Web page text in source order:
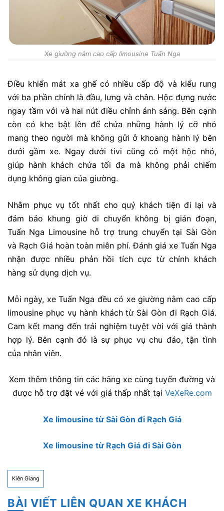
Xe giường nằm cao cấp limousine Tuấn Nga
Điều khiển mát xa ghế có nhiều cấp độ và kiểu rung
với ba phần chính là đầu, lưng và chân. Hộc đựng nước
ngay tầm với và hai nút điều chỉnh ánh sáng. Bên cạnh
còn có khe bật lên để chứa những hành lý cỡ nhỏ
mang theo người mà không gửi ở khoang hành lý bên
dưới gầm xe. Ngay dưới tivi cũng có một hộc nhỏ,
giúp hành khách chứa tối đa mà không phải chiếm
dụng không gian của giường.
Nhằm phục vụ tốt nhất cho quý khách tiện đi lại và
đảm bảo khung giờ di chuyển không bị gián đoạn,
Tuấn Nga Limousine hỗ trợ trung chuyển tại Sài Gòn
và Rạch Giá hoàn toàn miễn phí. Đánh giá xe Tuấn Nga
nhận được nhiều phản hồi tích cực từ chính khách
hàng sử dụng dịch vụ.
Mỗi ngày, xe Tuấn Nga đều có xe giường nằm cao cấp
limousine phục vụ hành khách từ Sài Gòn đi Rạch Giá.
Cam kết mang đến trải nghiệm tuyệt vời với giá thành
hợp lý. Bên cạnh đó là sự phục vụ chu đáo, tận tình
của nhân viên.
Xem thêm thông tin các hãng xe cùng tuyến đường và
được hỗ trợ đặt vé với giá thấp nhất tại VeXeRe.com
Xe limousine từ Sài Gòn đi Rạch Giá
Xe limousine từ Rạch Giá đi Sài Gòn
Kiên Giang
BÀI VIẾT LIÊN QUAN XE KHÁCH